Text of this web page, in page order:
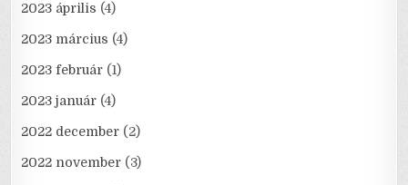
2023 április (4)
2023 március (4)
2023 február (1)
2023 január (4)
2022 december (2)
2022 november (3)